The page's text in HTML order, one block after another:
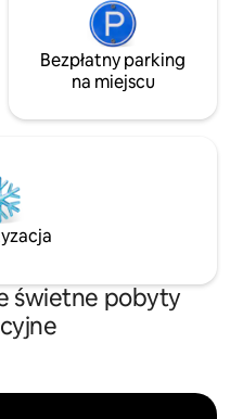
Bezpłatny parking
na miejscu
świetne pobyty